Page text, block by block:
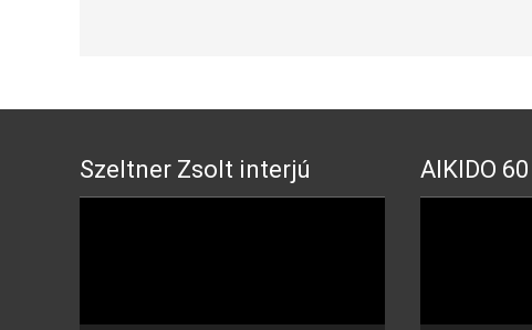
Szeltner Zsolt interjú AIKIDO 60